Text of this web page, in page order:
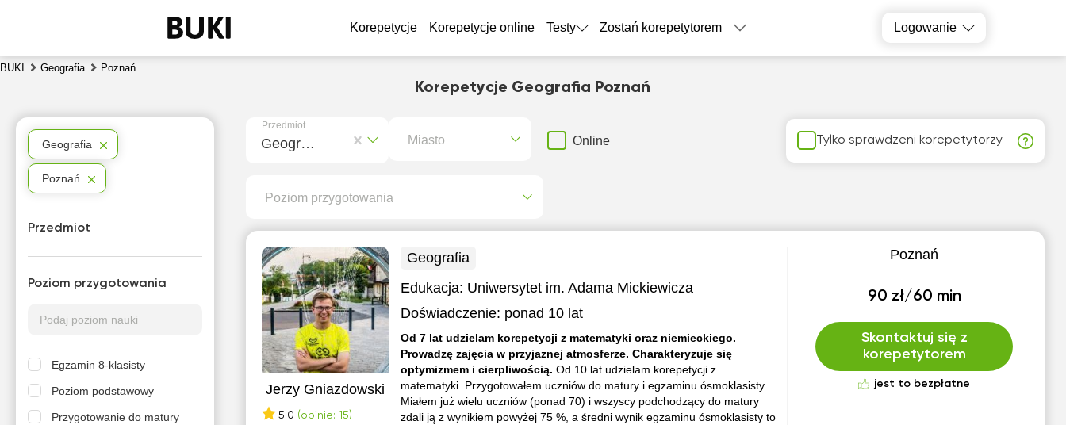
Korepetycje Korepetycje online Testy Zostań korepetytorem Logowanie
BUKI Geografia Poznań
Korepetycje Geografia Poznań
Przedmiot
Geografia Miasto Online Tylko sprawdzeni korepetytorzy
Poziom przygotowania
Jerzy Gniazdowski
5.0 (opinie: 15)
Geografia
Edukacja: Uniwersytet im. Adama Mickiewicza
Doświadczenie: ponad 10 lat
Od 7 lat udzielam korepetycji z matematyki oraz niemieckiego.
Prowadzę zajęcia w przyjaznej atmosferze. Charakteryzuje się
optymizmem i cierpliwością.Od 10 lat udzielam korepetycji z
matematyki. Przygotowałem uczniów do matury i egzaminu ósmoklasisty.
Miałem już wielu uczniów (ponad 70) i wszyscy podchodzący do matury
zdali ją z wynikiem powyżej 75 %, a średni wynik egzaminu ósmoklasisty to
Poznań
90 zł/60 min
Skontaktuj się z
korepetytorem
jest to bezpłatne
Geografia
Poznań
Przedmiot
Poziom przygotowania
Egzamin 8-klasisty
Poziom podstawowy
Przygotowanie do matury